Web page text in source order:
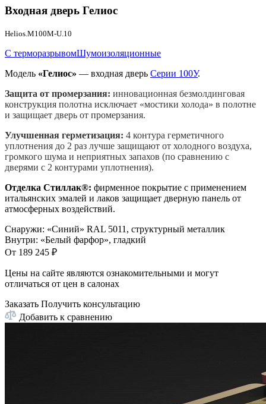
Входная дверь Гелиос
Helios.M100M-U.10
С терморазрывомШумоизоляционные
Модель «Гелиос» — входная дверь Серии 100У.
Защита от промерзания: инновационная безмолдинговая
конструкция полотна исключает «мостики холода» в полотне
и защищает дверь от промерзания.
Улучшенная герметизация: 4 контура герметичного
уплотнения до 2 раз лучше защищают от холодного воздуха,
громкого шума и неприятных запахов (по сравнению с
дверями с 2 контурами уплотнения).
Отделка Стиллак®: фирменное покрытие с применением
итальянских эмалей и лаков защищает дверную панель от
атмосферных воздействий.
Снаружи: «Синий» RAL 5011, структурный металлик
Внутри: «Белый фарфор», гладкий
От 189 245 ₽
Цены на сайте являются ознакомительными и могут
отличаться от цен в салонах
Заказать Получить консультацию
Добавить к сравнению